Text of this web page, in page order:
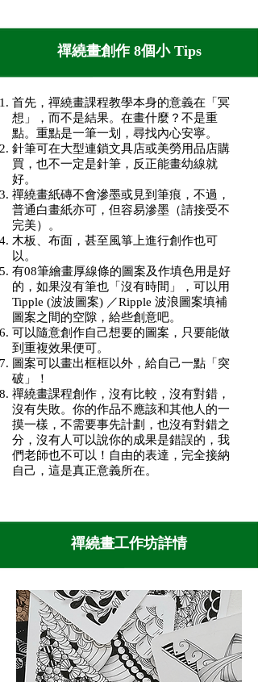
禪繞畫創作 8個小 Tips
首先， 禪繞畫課程教學本身的意義在「冥
想」，而不是結果。在畫什麼？不是重
點。重點是一筆一划，尋找內心安寧。
針筆可在大型連鎖文具店或美勞用品店購
買，也不一定是針筆，反正能畫幼線就
好。
禪繞畫紙磚不會滲墨或見到筆痕，不過，
普通白畫紙亦可，但容易滲墨（請接受不
完美）。
木板、布面，甚至風箏上進行創作也可
以。
有08筆繪畫厚線條的圖案及作填色用是好
的，如果沒有筆也「沒有時間」，可以用
Tipple (波波圖案) ／Ripple 波浪圖案填補
圖案之間的空隙，給些創意吧。
可以隨意創作自己想要的圖案，只要能做
到重複效果便可。
圖案可以畫出框框以外，給自己一點「突
破」！
禪繞畫課程創作，沒有比較，沒有對錯，
沒有失敗。你的作品不應該和其他人的一
摸一樣，不需要事先計劃，也沒有對錯之
分，沒有人可以說你的成果是錯誤的，我
們老師也不可以！自由的表達，完全接納
自己，這是真正意義所在。
禪繞畫工作坊詳情